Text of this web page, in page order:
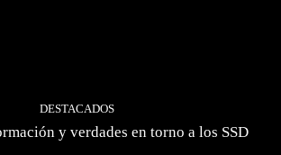
DESTACADOS
y verdades en torno a los SSD